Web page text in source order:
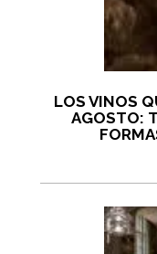
LOS VINOS
AGOSTO: